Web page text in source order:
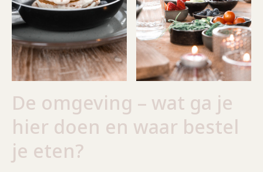
De omgeving – wat ga je
hier doen en waar bestel
je eten?